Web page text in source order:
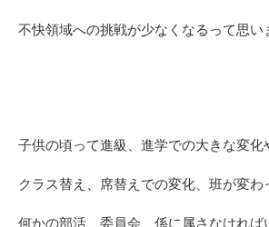
不快領域への挑戦が少なくなるって思い
子供の頃って進級、進学での大きな変化
クラス替え、席替えでの変化、班が変わ
何かの部活、委員会、係に属さなければ